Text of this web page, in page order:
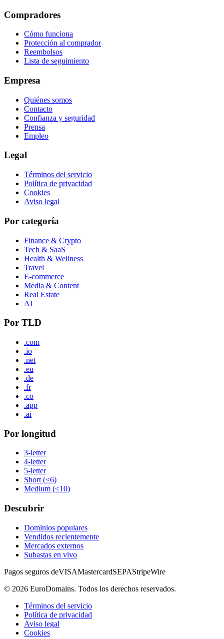
Compradores
Cómo funciona
Protección al comprador
Reembolsos
Lista de seguimiento
Empresa
Quiénes somos
Contacto
Confianza y seguridad
Prensa
Empleo
Legal
Términos del servicio
Política de privacidad
Cookies
Aviso legal
Por categoría
Finance & Crypto
Tech & SaaS
Health & Wellness
Travel
E-commerce
Media & Content
Real Estate
AI
Por TLD
.com
.io
.net
.eu
.de
.fr
.co
.app
.ai
Por longitud
3-letter
4-letter
5-letter
Short (≤6)
Medium (≤10)
Descubrir
Dominios populares
Vendidos recientemente
Mercados externos
Subastas en vivo
Pagos seguros deVISAMastercardSEPAStripeWire
© 2026 EuroDomains. Todos los derechos reservados.
Términos del servicio
Política de privacidad
Aviso legal
Cookies